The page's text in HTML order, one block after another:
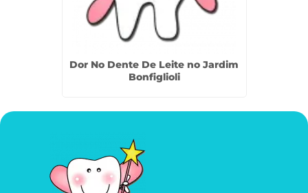
Dor No Dente De Leite no Jardim
Bonfiglioli